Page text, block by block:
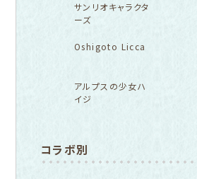
サンリオキャラクタ
ーズ
Oshigoto Licca
アルプスの少女ハ
イジ
コラボ別